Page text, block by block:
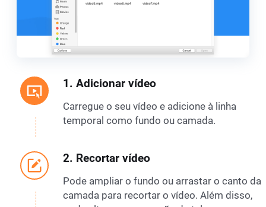
1. Adicionar vídeo
Carregue o seu vídeo e adicione à linha
temporal como fundo ou camada.
2. Recortar vídeo
Pode ampliar o fundo ou arrastar o canto da
camada para recortar o vídeo. Além disso,